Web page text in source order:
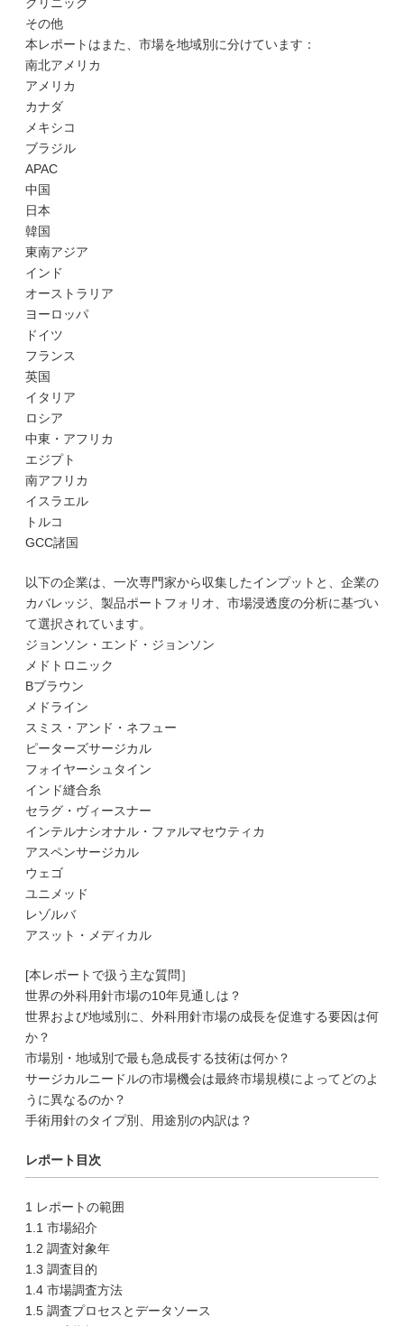
その他
本レポートはまた、市場を地域別に分けています：
南北アメリカ
アメリカ
カナダ
メキシコ
ブラジル
APAC
中国
日本
韓国
東南アジア
インド
オーストラリア
ヨーロッパ
ドイツ
フランス
英国
イタリア
ロシア
中東・アフリカ
エジプト
南アフリカ
イスラエル
トルコ
GCC諸国
以下の企業は、一次専門家から収集したインプットと、企業の
カバレッジ、製品ポートフォリオ、市場浸透度の分析に基づい
て選択されています。
ジョンソン・エンド・ジョンソン
メドトロニック
Bブラウン
メドライン
スミス・アンド・ネフュー
ピーターズサージカル
フォイヤーシュタイン
インド縫合糸
セラグ・ヴィースナー
インテルナシオナル・ファルマセウティカ
アスペンサージカル
ウェゴ
ユニメッド
レゾルバ
アスット・メディカル
[本レポートで扱う主な質問］
世界の外科用針市場の10年見通しは？
世界および地域別に、外科用針市場の成長を促進する要因は何
か？
市場別・地域別で最も急成長する技術は何か？
サージカルニードルの市場機会は最終市場規模によってどのよ
うに異なるのか？
手術用針のタイプ別、用途別の内訳は？
レポート目次
1 レポートの範囲
1.1 市場紹介
1.2 調査対象年
1.3 調査目的
1.4 市場調査方法
1.5 調査プロセスとデータソース